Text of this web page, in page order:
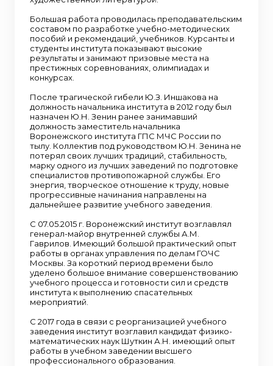
Большая работа проводилась преподавательским
составом по разработке учебно-методических
пособий и рекомендаций, учебников. Курсанты и
студенты института показывают высокие
результаты и занимают призовые места на
престижных соревнованиях, олимпиадах и
конкурсах.
После трагической гибели Ю.З. Иншакова на
должность начальника института в 2012 году был
назначен Ю.Н. Зенин ранее занимавший
должность заместитель начальника
Воронежского института ГПС МЧС России по
тылу. Коллектив под руководством Ю.Н. Зенина не
потерял своих лучших традиций, стабильность,
марку одного из лучших заведений по подготовке
специалистов противопожарной службы. Его
энергия, творческое отношение к труду, новые
прогрессивные начинания направлены на
дальнейшее развитие учебного заведения.
С 07.05.2015 г. Воронежский институт возглавлял
генерал-майор внутренней службы А.М.
Гаврилов. Имеющий большой практический опыт
работы в органах управления по делам ГОЧС
Москвы. За короткий период времени было
уделено большое внимание совершенствованию
учебного процесса и готовности сил и средств
института к выполнению спасательных
мероприятий.
С 2017 года в связи с реорганизацией учебного
заведения институт возглавил кандидат физико-
математических наук Шуткин А.Н. имеющий опыт
работы в учебном заведении высшего
профессионального образования.